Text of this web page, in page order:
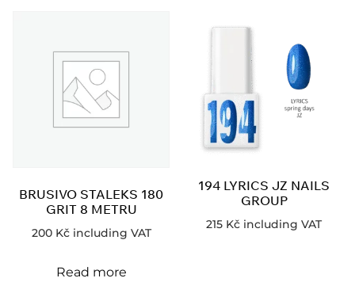
BRUSIVO STALEKS 180
GRIT 8 METRU
200 Kč including VAT
Read more
194 LYRICS JZ NAILS
GROUP
215 Kč including VAT